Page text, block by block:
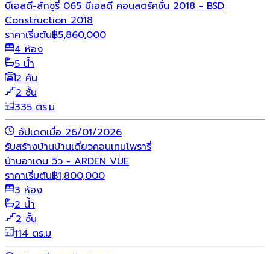
บีเอสดี-ลักชูรี่ 065 บีเอสดี คอนสตรัคชั่น 2018 - BSD
Construction 2018
ราคาเริ่มต้น฿5,860,000
4 ห้อง
5 น้ำ
2 คัน
2 ชั้น
335 ตร.ม
อัปเดตเมื่อ 26/01/2026
รับสร้างบ้านบ้านเดี่ยวคอนเทมโพรารี่
บ้านอาเดน วิว - ARDEN VUE
ราคาเริ่มต้น฿1,800,000
3 ห้อง
2 น้ำ
2 ชั้น
114 ตร.ม